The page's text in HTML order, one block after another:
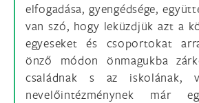
elfogadása, gyengédsége,
van szó, hogy leküzdjük azt a
egyeseket és csoportokat
önző módon önmagukba
családnak s az iskolának,
nevelőintézménynek már